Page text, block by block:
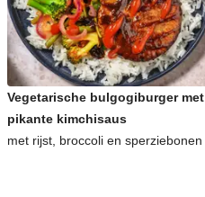
Vegetarische bulgogiburger met
pikante kimchisaus
met rijst, broccoli en sperziebonen